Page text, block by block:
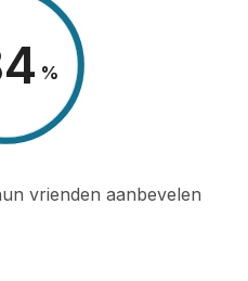
%
vrienden aanbevelen